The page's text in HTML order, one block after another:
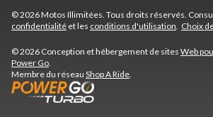
© 2026 Motos Illimitées. Tous droits réservés.
confidentialité et les conditions d'utilisation Choix
© 2026 Conception et hébergement de sites Web
Power Go
Membre du réseau Shop A Ride